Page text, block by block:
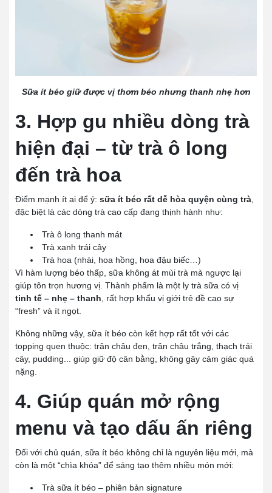
Sữa ít béo giữ được vị thơm béo nhưng thanh nhẹ hơn
3. Hợp gu nhiều dòng trà
hiện đại – từ trà ô long
đến trà hoa
Điểm mạnh ít ai để ý: sữa ít béo rất dễ hòa quyện cùng trà
đặc biệt là các dòng trà cao cấp đang thịnh hành như:
Trà ô long thanh mát
Trà xanh trái cây
Trà hoa (nhài, hoa hồng, hoa đậu biếc…)
Vì hàm lượng béo thấp, sữa không át mùi trà mà ngược lại
giúp tôn trọn hương vị. Thành phẩm là một ly trà sữa có vị
tinh tế – nhẹ – thanh , rất hợp khẩu vị giới trẻ đề cao sự
“fresh” và ít ngọt.
Không những vậy, sữa ít béo còn kết hợp rất tốt với các
topping quen thuộc: trân châu đen, trân châu trắng, thạch trái
cây, pudding... giúp giữ độ cân bằng, không gây cảm giác quá
nặng.
4. Giúp quán mở rộng
menu và tạo dấu ấn riêng
Đối với chủ quán, sữa ít béo không chỉ là nguyên liệu mới, mà
còn là một “chìa khóa” để sáng tạo thêm nhiều món mới:
Trà sữa ít béo – phiên bản signature